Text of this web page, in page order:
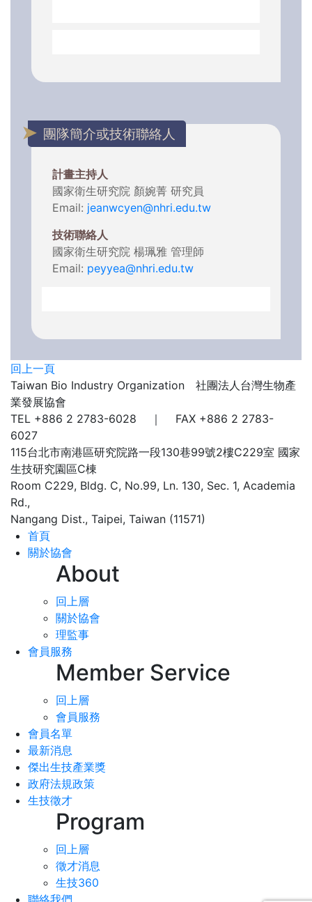
團隊簡介或技術聯絡人
計畫主持人
國家衛生研究院 顏婉菁 研究員
Email: jeanwcyen@nhri.edu.tw
技術聯絡人
國家衛生研究院 楊珮雅 管理師
Email: peyyea@nhri.edu.tw
回上一頁
Taiwan Bio Industry Organization 社團法人台灣生物產
業發展協會
TEL +886 2 2783-6028 ｜ FAX +886 2 2783-
6027
115台北市南港區研究院路一段130巷99號2樓C229室 國家
生技研究園區C棟
Room C229, Bldg. C, No.99, Ln. 130, Sec. 1, Academia
Rd.,
Nangang Dist., Taipei, Taiwan (11571)
首頁
關於協會
About
回上層
關於協會
理監事
會員服務
Member Service
回上層
會員服務
會員名單
最新消息
傑出生技產業獎
政府法規政策
生技徵才
Program
回上層
徵才消息
生技360
聯絡我們